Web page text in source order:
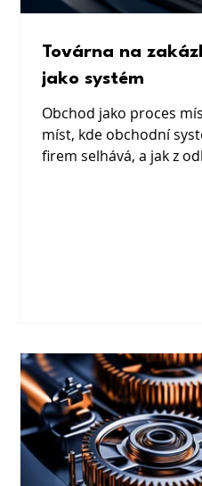
Továrna na
jako systém
Obchod jako proces
míst, kde obchodní
firem selhává, a jak z